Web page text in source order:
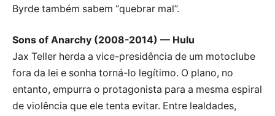
Byrde também sabem “quebrar mal”.
Sons of Anarchy (2008-2014) — Hulu
Jax Teller herda a vice-presidência de um motoclube
fora da lei e sonha torná-lo legítimo. O plano, no
entanto, empurra o protagonista para a mesma espiral
de violência que ele tenta evitar. Entre lealdades,